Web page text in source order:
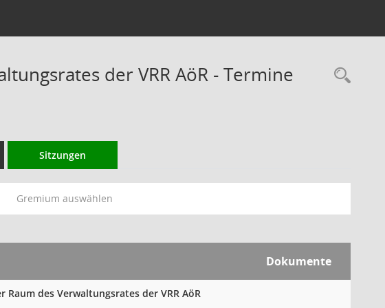
der VRR AöR - Termine
Sitzungen
Gremium auswählen
Dokumente
des Verwaltungsrates der VRR AöR